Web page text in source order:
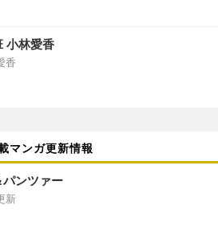
小林愛香
香
マンガ更新情報
パンツァー
新